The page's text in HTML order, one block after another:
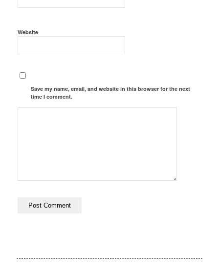
Website
Save my name, email, and website in this browser for the next
time I comment.